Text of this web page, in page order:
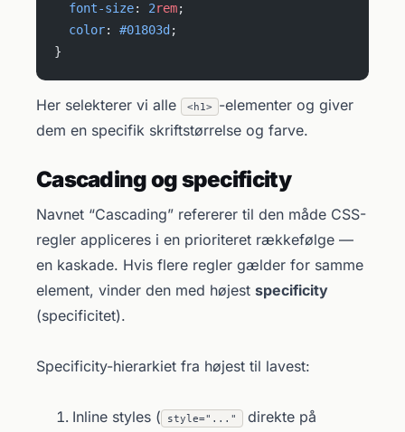
  font-size
: 2rem;
  color
: #01803d ;
}
Her selekterer vi alle <h1> -elementer og giver
dem en specifik skriftstørrelse og farve.
Cascading og specificity
Navnet “Cascading” refererer til den måde CSS-
regler appliceres i en prioriteret rækkefølge —
en kaskade. Hvis flere regler gælder for samme
element, vinder den med højest specificity
(specificitet).
Specificity-hierarkiet fra højest til lavest:
Inline styles ( style="..."
direkte på